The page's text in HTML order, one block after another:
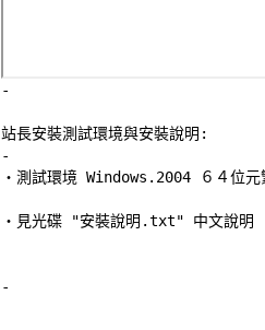
-
站長安裝測試環境與安裝說明:
-
‧測試環境 Windows.2004 ６４位元
‧見光碟 "安裝說明.txt" 中文說明
-